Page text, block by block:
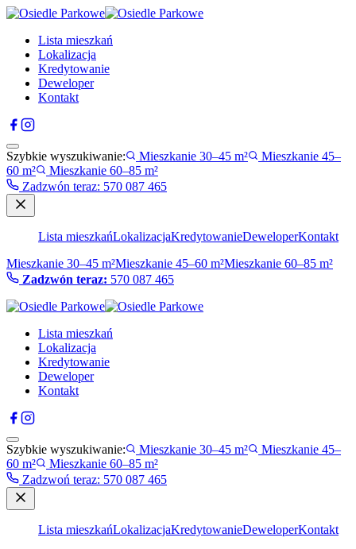
Lista mieszkań
Lokalizacja
Kredytowanie
Deweloper
Kontakt
Szybkie wyszukiwanie: Mieszkanie 30–45 m²
Mieszkanie 45–
60 m²
Mieszkanie 60–85 m²
Zadzwón teraz: 570 087 465
Lista mieszkańLokalizacjaKredytowanieDeweloperKontakt
Mieszkanie 30–45 m²Mieszkanie 45–60 m²Mieszkanie 60–85 m²
Zadzwón teraz: 570 087 465
Lista mieszkań
Lokalizacja
Kredytowanie
Deweloper
Kontakt
Szybkie wyszukiwanie: Mieszkanie 30–45 m²
Mieszkanie 45–
60 m²
Mieszkanie 60–85 m²
Zadzwoń teraz: 570 087 465
Lista mieszkańLokalizacjaKredytowanieDeweloperKontakt